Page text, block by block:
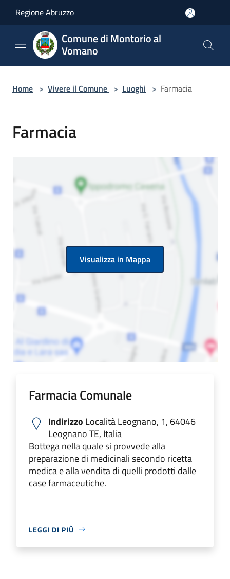
Regione Abruzzo
Comune di Montorio al
Vomano
Home > Vivere il Comune > Luoghi > Farmacia
Farmacia
Visualizza in Mappa
Farmacia Comunale
Indirizzo Località Leognano, 1, 64046
Leognano TE, Italia
Bottega nella quale si provvede alla
preparazione di medicinali secondo ricetta
medica e alla vendita di quelli prodotti dalle
case farmaceutiche.
LEGGI DI PIÙ